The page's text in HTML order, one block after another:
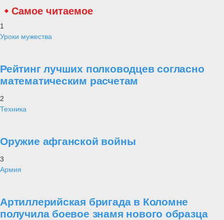
Самое читаемое
1
Уроки мужества
Рейтинг лучших полководцев согласно
математическим расчетам
2
Техника
Оружие афганской войны
3
Армия
Артиллерийская бригада в Коломне
получила боевое знамя нового образца